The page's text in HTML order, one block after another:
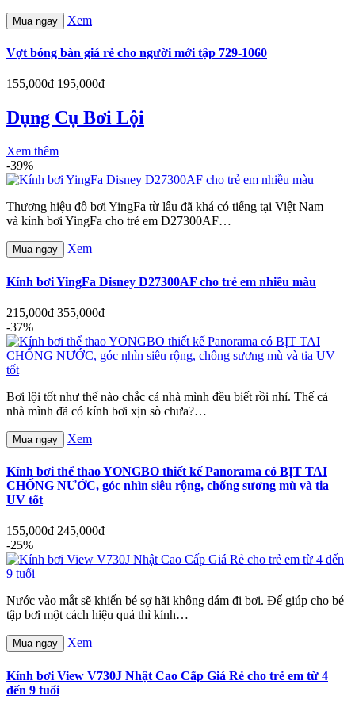
Mua ngay Xem
Vợt bóng bàn giá rẻ cho người mới tập 729-1060
155,000đ 195,000đ
Dụng Cụ Bơi Lội
Xem thêm
-39%
Thương hiệu đồ bơi YingFa từ lâu đã khá có tiếng tại Việt Nam
và kính bơi YingFa cho trẻ em D27300AF…
Mua ngay Xem
Kính bơi YingFa Disney D27300AF cho trẻ em nhiều màu
215,000đ 355,000đ
-37%
Bơi lội tốt như thế nào chắc cả nhà mình đều biết rồi nhỉ. Thế cả
nhà mình đã có kính bơi xịn sò chưa?…
Mua ngay Xem
Kính bơi thể thao YONGBO thiết kế Panorama có BỊT TAI
CHỐNG NƯỚC, góc nhìn siêu rộng, chống sương mù và tia
UV tốt
155,000đ 245,000đ
-25%
Nước vào mắt sẽ khiến bé sợ hãi không dám đi bơi. Để giúp cho bé
tập bơi một cách hiệu quả thì kính…
Mua ngay Xem
Kính bơi View V730J Nhật Cao Cấp Giá Rẻ cho trẻ em từ 4
đến 9 tuổi